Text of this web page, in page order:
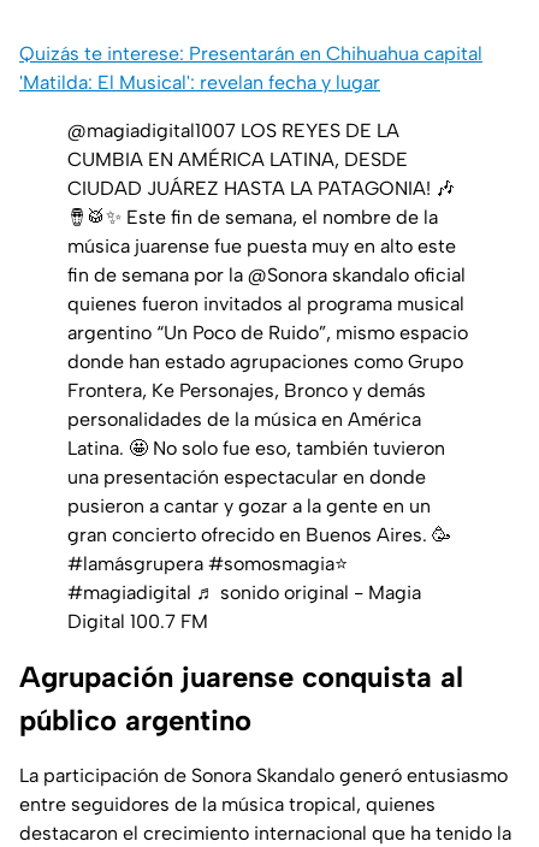
Quizás te interese: Presentarán en Chihuahua capital
'Matilda: El Musical': revelan fecha y lugar
@magiadigital1007 LOS REYES DE LA
CUMBIA EN AMÉRICA LATINA, DESDE
CIUDAD JUÁREZ HASTA LA PATAGONIA! 🎶
🪘🥁✨ Este fin de semana, el nombre de la
música juarense fue puesta muy en alto este
fin de semana por la @Sonora skandalo oficial
quienes fueron invitados al programa musical
argentino “Un Poco de Ruido”, mismo espacio
donde han estado agrupaciones como Grupo
Frontera, Ke Personajes, Bronco y demás
personalidades de la música en América
Latina. 🤩 No solo fue eso, también tuvieron
una presentación espectacular en donde
pusieron a cantar y gozar a la gente en un
gran concierto ofrecido en Buenos Aires. 🥳
#lamásgrupera #somosmagia⭐️
#magiadigital ♬ sonido original - Magia
Digital 100.7 FM
Agrupación juarense conquista al
público argentino
La participación de Sonora Skandalo generó entusiasmo
entre seguidores de la música tropical, quienes
destacaron el crecimiento internacional que ha tenido la